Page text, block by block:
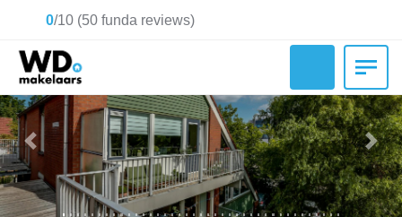
0/10 (50 funda reviews)
Previous